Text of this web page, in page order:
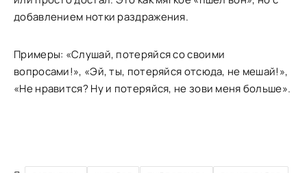
добавлением нотки раздражения.
Примеры: «Слушай, потеряйся со своими
вопросами!», «Эй, ты, потеряйся отсюда, не мешай!»,
«Не нравится? Ну и потеряйся, не зови меня больше».